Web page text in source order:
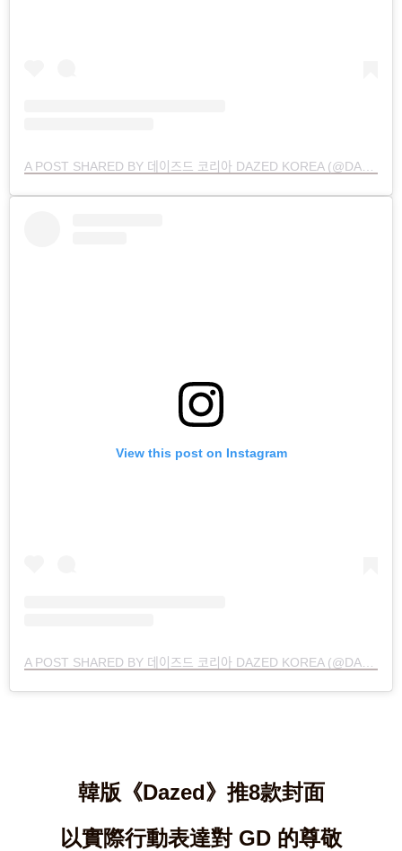
A POST SHARED BY 데이즈드 코리아 DAZED KOREA (@DAZEDKOREA)
View this post on Instagram
韓版《Dazed》推8款封面
以實際行動表達對 GD 的尊敬